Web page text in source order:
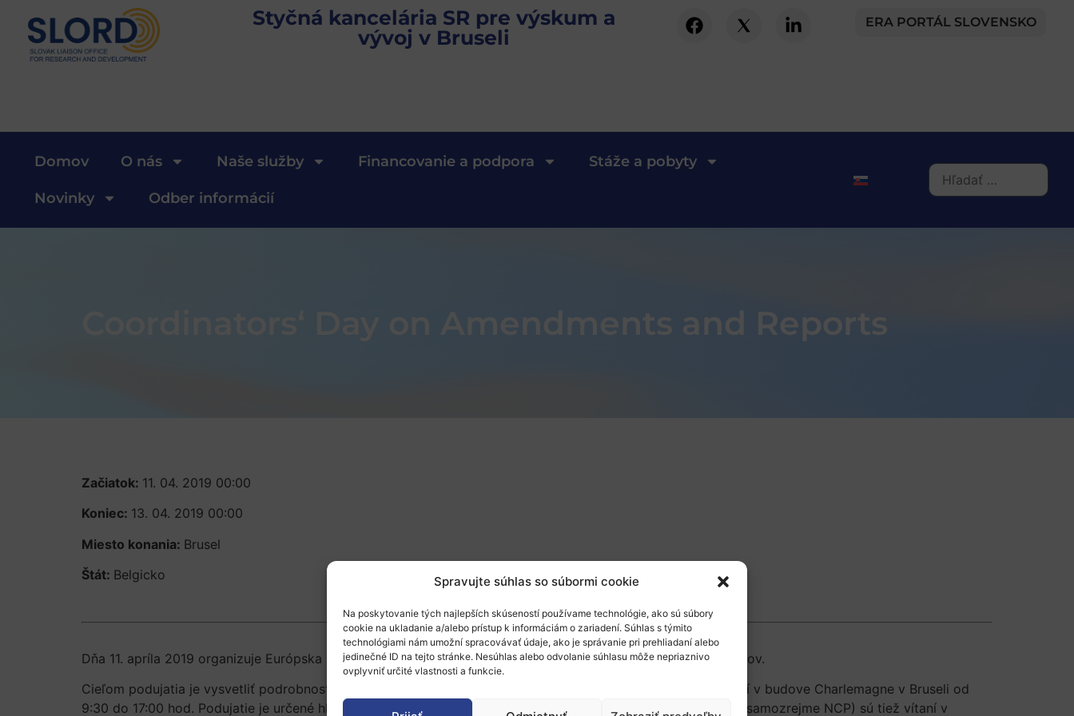
Spravujte súhlas so súbormi cookie
Na poskytovanie tých najlepších skúseností používame technológie, ako sú súbory
cookie na ukladanie a/alebo prístup k informáciám o zariadení. Súhlas s týmito
technológiami nám umožní spracovávať údaje, ako je správanie pri prehliadaní alebo
jedinečné ID na tejto stránke. Nesúhlas alebo odvolanie súhlasu môže nepriaznivo
ovplyvniť určité vlastnosti a funkcie.
Styčná kancelária SR pre výskum a
vývoj v Bruseli
ERA PORTÁL SLOVENSKO
Domov O nás Naše služby Financovanie a podpora Stáže a pobyty
Novinky Odber informácií
Coordinators‘ Day on Amendments and Reports
Začiatok: 11. 04. 2019 00:00
Koniec: 13. 04. 2019 00:00
Miesto konania: Brusel
Štát: Belgicko
Dňa 11. apríla 2019 organizuje Európska komisia tzv. „Coordinators’ Day“ pre koordinátorov existujúcich grantov.
Cieľom podujatia je vysvetliť podrobnosti o príprave zmien a doplnení grantov a správ. Podujatie sa uskutoční v budove Charlemagne v Bruseli od
9:30 do 17:00 hod. Podujatie je určené hlavne pre koordinátorov grantov, ale aj ostatní účastníci projektov (a samozrejme NCP) sú tiež vítaní v